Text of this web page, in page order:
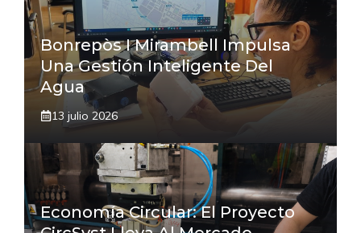
Bonrepòs I Mirambell Impulsa
Una Gestión Inteligente Del
Agua
13 julio 2026
Economía Circular: El Proyecto